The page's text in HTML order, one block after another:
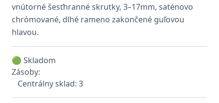
vnútorné šesťhranné skrutky, 3–17mm, saténovo
chrómované, dlhé rameno zakončené guľovou
hlavou.
🟢 Skladom
Zásoby:
Centrálny sklad: 3